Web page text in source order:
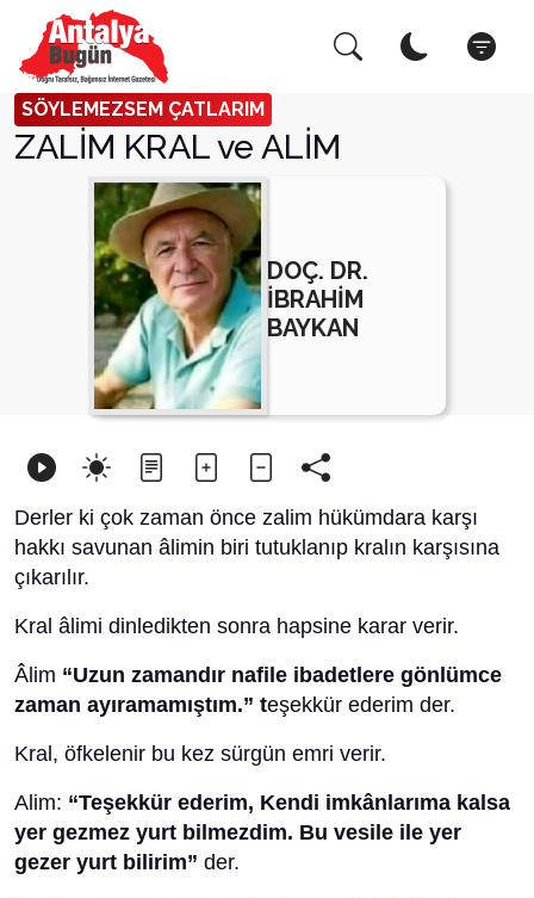
SÖYLEMEZSEM ÇATLARIM
ZALİM KRAL ve ALİM
DOÇ. DR.
İBRAHİM
BAYKAN
Derler ki çok zaman önce zalim hükümdara karşı
hakkı savunan âlimin biri tutuklanıp kralın karşısına
çıkarılır.
Kral âlimi dinledikten sonra hapsine karar verir.
Âlim “Uzun zamandır nafile ibadetlere gönlümce
zaman ayıramamıştım.” teşekkür ederim der.
Kral, öfkelenir bu kez sürgün emri verir.
Alim: “Teşekkür ederim, Kendi imkânlarıma kalsa
yer gezmez yurt bilmezdim. Bu vesile ile yer
gezer yurt bilirim” der.
Arama Yap! Kapat